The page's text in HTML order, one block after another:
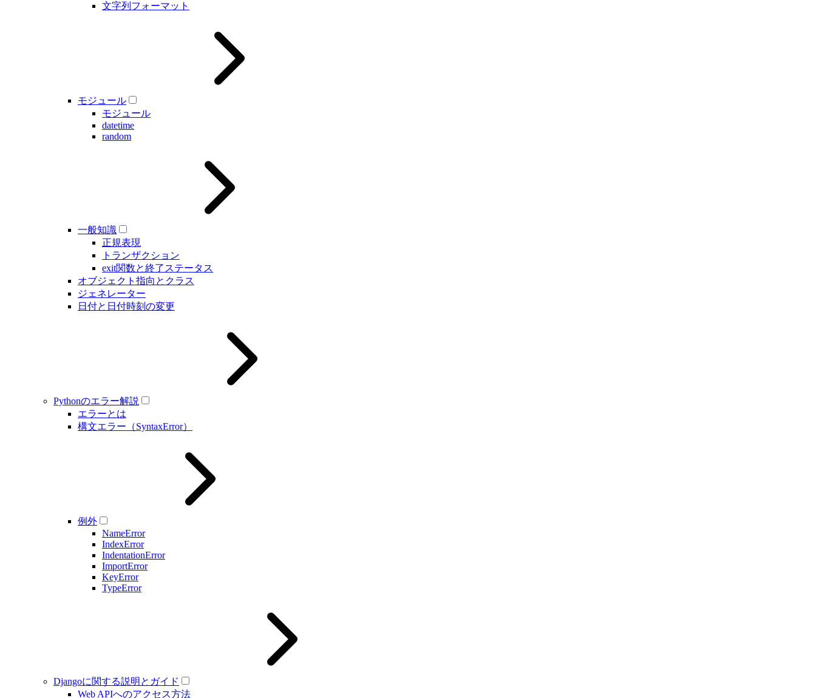
文字列フォーマット
モジュール
モジュール
datetime
random
一般知識
正規表現
トランザクション
exit関数と終了ステータス
オブジェクト指向とクラス
ジェネレーター
日付と日付時刻の変更
Pythonのエラー解説
エラーとは
構文エラー（SyntaxError）
例外
NameError
IndexError
IndentationError
ImportError
KeyError
TypeError
Djangoに関する説明とガイド
Web APIへのアクセス方法